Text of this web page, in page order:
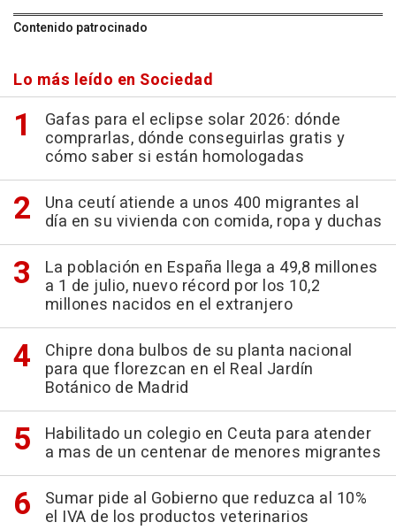
Contenido patrocinado
Lo más leído en Sociedad
Gafas para el eclipse solar 2026: dónde
comprarlas, dónde conseguirlas gratis y
cómo saber si están homologadas
Una ceutí atiende a unos 400 migrantes al
día en su vivienda con comida, ropa y duchas
La población en España llega a 49,8 millones
a 1 de julio, nuevo récord por los 10,2
millones nacidos en el extranjero
Chipre dona bulbos de su planta nacional
para que florezcan en el Real Jardín
Botánico de Madrid
Habilitado un colegio en Ceuta para atender
a mas de un centenar de menores migrantes
Sumar pide al Gobierno que reduzca al 10%
el IVA de los productos veterinarios